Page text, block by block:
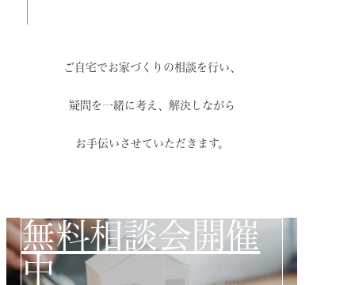
ご自宅でお家づくりの相談を行い、
疑問を一緒に考え、解決しながら
お手伝いさせていただきます。
無料相談会開催
中